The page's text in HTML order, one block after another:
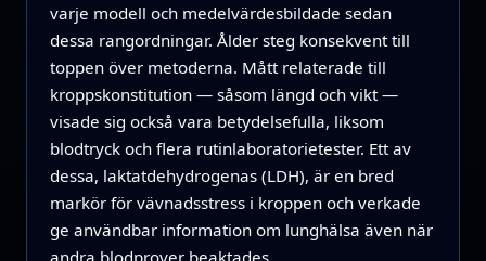
varje modell och medelvärdesbildade sedan
dessa rangordningar. Ålder steg konsekvent till
toppen över metoderna. Mått relaterade till
kroppskonstitution — såsom längd och vikt —
visade sig också vara betydelsefulla, liksom
blodtryck och flera rutinlaboratorietester. Ett av
dessa, laktatdehydrogenas (LDH), är en bred
markör för vävnadsstress i kroppen och verkade
ge användbar information om lunghälsa även när